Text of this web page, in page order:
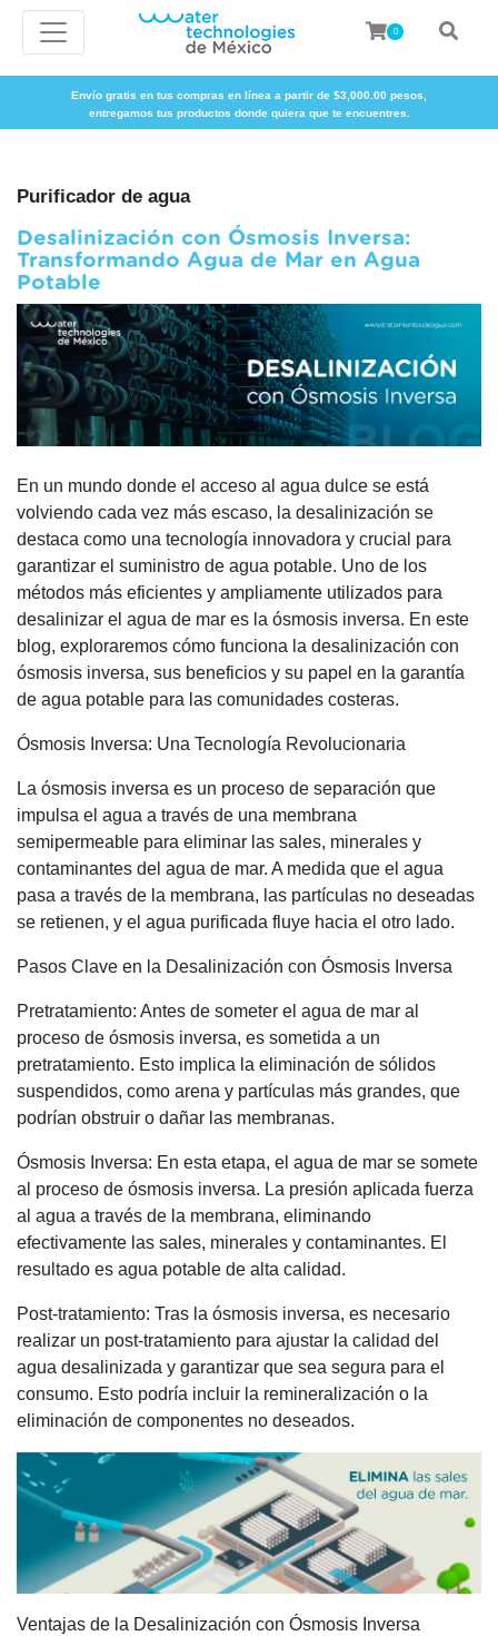
0
Envío gratis en tus compras en línea a partir de $3,000.00 pesos,
entregamos tus productos donde quiera que te encuentres.
Purificador de agua
Desalinización con Ósmosis Inversa:
Transformando Agua de Mar en Agua
Potable
En un mundo donde el acceso al agua dulce se está
volviendo cada vez más escaso, la desalinización se
destaca como una tecnología innovadora y crucial para
garantizar el suministro de agua potable. Uno de los
métodos más eficientes y ampliamente utilizados para
desalinizar el agua de mar es la ósmosis inversa. En este
blog, exploraremos cómo funciona la desalinización con
ósmosis inversa, sus beneficios y su papel en la garantía
de agua potable para las comunidades costeras.
Ósmosis Inversa: Una Tecnología Revolucionaria
La ósmosis inversa es un proceso de separación que
impulsa el agua a través de una membrana
semipermeable para eliminar las sales, minerales y
contaminantes del agua de mar. A medida que el agua
pasa a través de la membrana, las partículas no deseadas
se retienen, y el agua purificada fluye hacia el otro lado.
Pasos Clave en la Desalinización con Ósmosis Inversa
Pretratamiento: Antes de someter el agua de mar al
proceso de ósmosis inversa, es sometida a un
pretratamiento. Esto implica la eliminación de sólidos
suspendidos, como arena y partículas más grandes, que
podrían obstruir o dañar las membranas.
Ósmosis Inversa: En esta etapa, el agua de mar se somete
al proceso de ósmosis inversa. La presión aplicada fuerza
al agua a través de la membrana, eliminando
efectivamente las sales, minerales y contaminantes. El
resultado es agua potable de alta calidad.
Post-tratamiento: Tras la ósmosis inversa, es necesario
realizar un post-tratamiento para ajustar la calidad del
agua desalinizada y garantizar que sea segura para el
consumo. Esto podría incluir la remineralización o la
eliminación de componentes no deseados.
Ventajas de la Desalinización con Ósmosis Inversa